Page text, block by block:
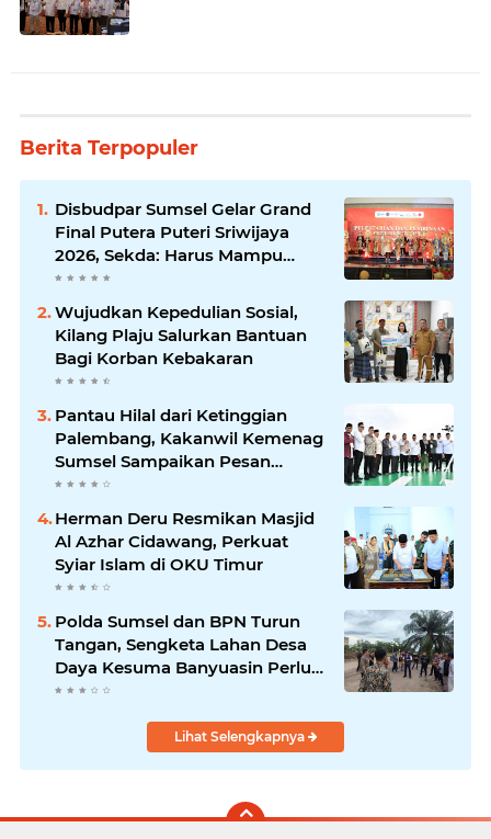
Berita Terpopuler
Disbudpar Sumsel Gelar Grand
Final Putera Puteri Sriwijaya
2026, Sekda: Harus Mampu
Bawa Sumsel Go Internasional
Wujudkan Kepedulian Sosial,
Kilang Plaju Salurkan Bantuan
Bagi Korban Kebakaran
Pantau Hilal dari Ketinggian
Palembang, Kakanwil Kemenag
Sumsel Sampaikan Pesan
Kerukunan
Herman Deru Resmikan Masjid
Al Azhar Cidawang, Perkuat
Syiar Islam di OKU Timur
Polda Sumsel dan BPN Turun
Tangan, Sengketa Lahan Desa
Daya Kesuma Banyuasin Perlu
Kepastian Hukum
Lihat Selengkapnya